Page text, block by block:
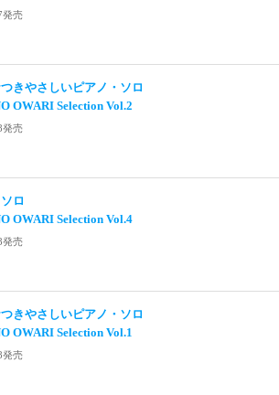
発売
きやさしいピアノ・ソロ
OWARI Selection Vol.2
発売
ロ
OWARI Selection Vol.4
発売
きやさしいピアノ・ソロ
OWARI Selection Vol.1
発売